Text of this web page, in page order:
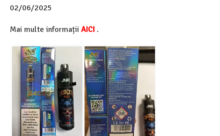
02/06/2025
Mai multe informații AICI .